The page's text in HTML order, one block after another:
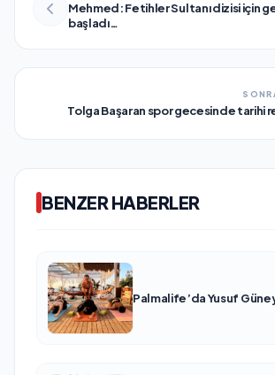
Mehmed: Fetihler Sultanı dizisi için
başladı…
Tolga Başaran spor gecesinde tarihi
BENZER HABERLER
Palmalife’da Yusuf